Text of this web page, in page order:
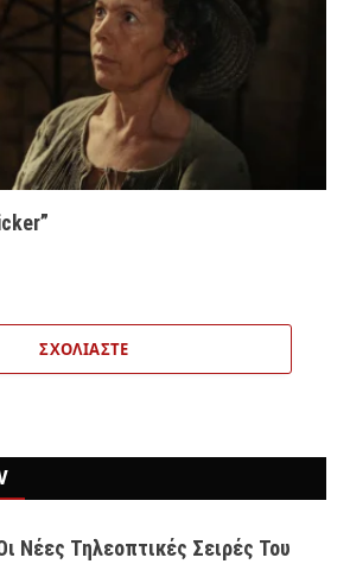
ΣΧΟΛΙΆΣΤΕ
Νέες Τηλεοπτικές Σειρές Του